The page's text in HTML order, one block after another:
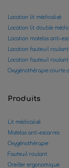
Location lit médicalisé
Location lit double
Location matelas anti-
Location fauteuil roulant
Location fauteuil
Oxygénothérapie courte
Produits
Lit médicalisé
Matelas anti-escarres
Oxygénothérapie
Fauteuil roulant
Oreiller ergonomique